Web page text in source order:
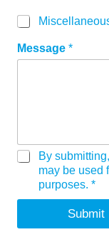
Message *
R
By
may be used
purposes. *
Submit